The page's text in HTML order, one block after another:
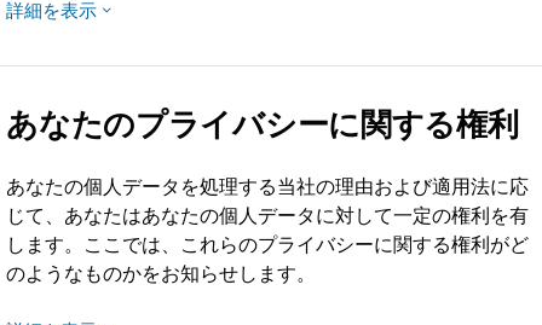
詳細を表示
あなたのプライバシーに関する権利
あなたの個人データを処理する当社の理由および適用法に応
じて、あなたはあなたの個人データに対して一定の権利を有
します。ここでは、これらのプライバシーに関する権利がど
のようなものかをお知らせします。